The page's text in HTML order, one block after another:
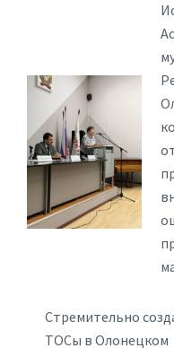
Стремительно
ТОСы в Олонецком